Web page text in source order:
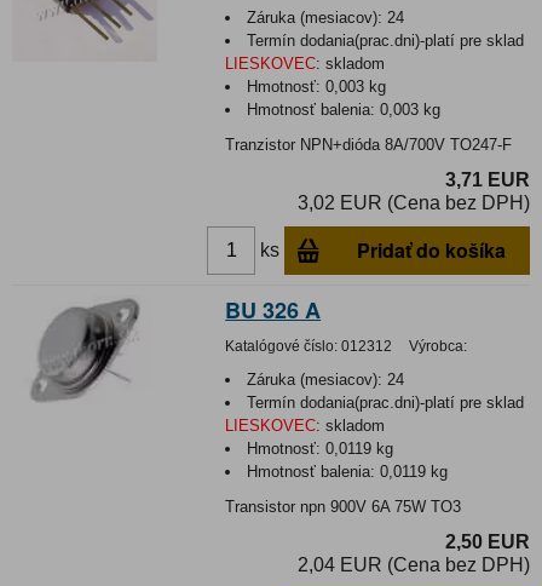
Záruka (mesiacov): 24
Termín dodania(prac.dni)-platí pre sklad
LIESKOVEC: skladom
Hmotnosť:0,003 kg
Hmotnosť balenia:0,003 kg
Tranzistor NPN+dióda 8A/700V TO247-F
3,71 EUR
3,02 EUR (Cena bez DPH)
ks Pridať do košíka
BU 326 A
Katalógové číslo: 012312 Výrobca:
Záruka (mesiacov): 24
Termín dodania(prac.dni)-platí pre sklad
LIESKOVEC: skladom
Hmotnosť:0,0119 kg
Hmotnosť balenia:0,0119 kg
Transistor npn 900V 6A 75W TO3
2,50 EUR
2,04 EUR (Cena bez DPH)